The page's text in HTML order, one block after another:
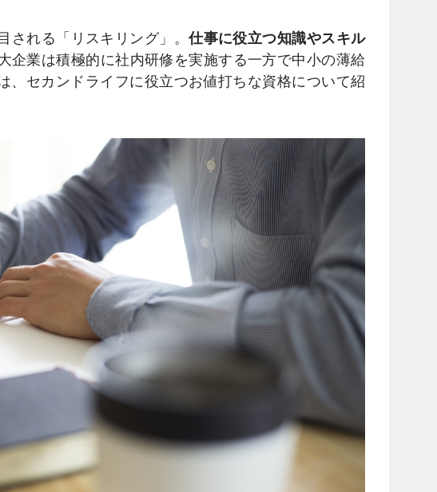
される「リスキリング」。仕事に役立つ知識やスキル
企業は積極的に社内研修を実施する一方で中小の薄給
セカンドライフに役立つお値打ちな資格について紹